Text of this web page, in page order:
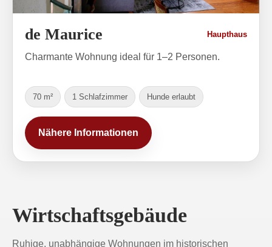
de Maurice Haupthaus
Charmante Wohnung ideal für 1–2 Personen.
70 m² 1 Schlafzimmer Hunde erlaubt
Nähere Informationen
Wirtschaftsgebäude
Ruhige, unabhängige Wohnungen im historischen